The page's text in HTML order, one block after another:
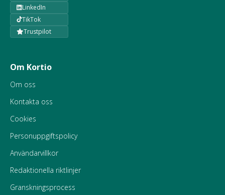
LinkedIn
TikTok
Trustpilot
Om Kortio
Om oss
Kontakta oss
Cookies
Personuppgiftspolicy
Användarvillkor
Redaktionella riktlinjer
Granskningsprocess